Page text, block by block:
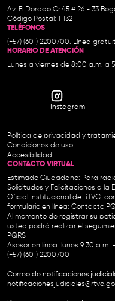
Av. El Dorado Cr.45 # 26 - 33
Código Postal: 111321
TELÉFONOS
(+57) (601) 2200700. Línea
HORARIO DE ATENCIÓN
Lunes a viernes de 8:00 a.m. a
Instagram
Política de privacidad y
Condiciones de uso
Accesibilidad
CONTACTO VIRTUAL
Estimado Ciudadano: Para
Solicitudes y Felicitaciones a la
Oficial Institucional de RTVC
formulario en línea: Contacto
Al momento de registrar su
usted podrá realizar el
PQRS
Asesor en línea: lunes 9:30 a.m. -
(+57) (601) 2200700
Correo de notificaciones